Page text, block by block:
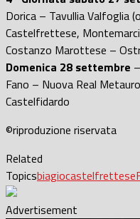
Dorica – Tavullia Valfoglia
Castelfrettese,
Costanzo Marottese –
Domenica 28 settembre
Fano – Nuova Real
Castelfidardo
©riproduzione riservata
Related
Topicsbiagiocastelfrettese
Advertisement